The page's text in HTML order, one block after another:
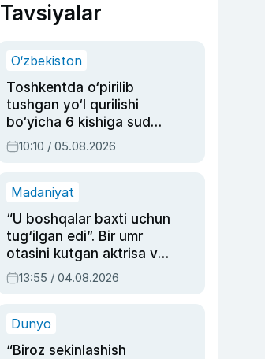
Tavsiyalar
O‘zbekiston
Toshkentda o‘pirilib
tushgan yo‘l qurilishi
bo‘yicha 6 kishiga sud
hukmi o‘qildi
10:10 / 05.08.2026
Madaniyat
“U boshqalar baxti uchun
tug‘ilgan edi”. Bir umr
otasini kutgan aktrisa va
dublyaj ustasi Rimma
Ahmedovaning
13:55 / 04.08.2026
Dunyo
“Biroz sekinlashish